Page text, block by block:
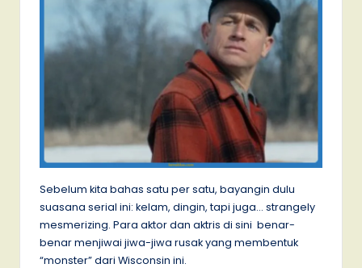
Sebelum kita bahas satu per satu, bayangin dulu
suasana serial ini: kelam, dingin, tapi juga… strangely
mesmerizing. Para aktor dan aktris di sini benar-
benar menjiwai jiwa-jiwa rusak yang membentuk
“monster” dari Wisconsin ini.